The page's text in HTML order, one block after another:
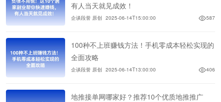
有人当天就见成效！
企谈段誉 原创 2025-06-14T15:00:00 587
100种不上班赚钱方法！手机零成本轻松实现的
全面攻略
企谈段誉 原创 2025-06-14T13:00:00 406
地推接单网哪家好？推荐10个优质地推推广